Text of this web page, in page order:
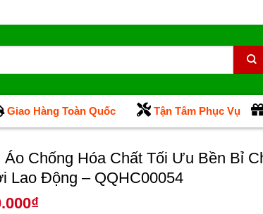
Giao Hàng Toàn Quốc Tận Tâm Phục Vụ
Áo Chống Hóa Chất Tối Ưu Bền Bỉ
Lao Động – QQHC00054
₫